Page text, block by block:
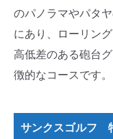
のパノラマやパタ
にあり、ローリン
高低差のある砲台
徴的なコースです。
サンクスゴルフ